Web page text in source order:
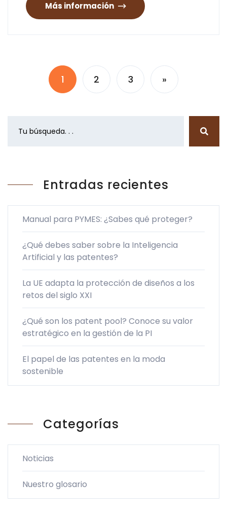
Más información
1 2 3 »
Entradas recientes
Manual para PYMES: ¿Sabes qué proteger?
¿Qué debes saber sobre la Inteligencia
Artificial y las patentes?
La UE adapta la protección de diseños a los
retos del siglo XXI
¿Qué son los patent pool? Conoce su valor
estratégico en la gestión de la PI
El papel de las patentes en la moda
sostenible
Categorías
Noticias
Nuestro glosario